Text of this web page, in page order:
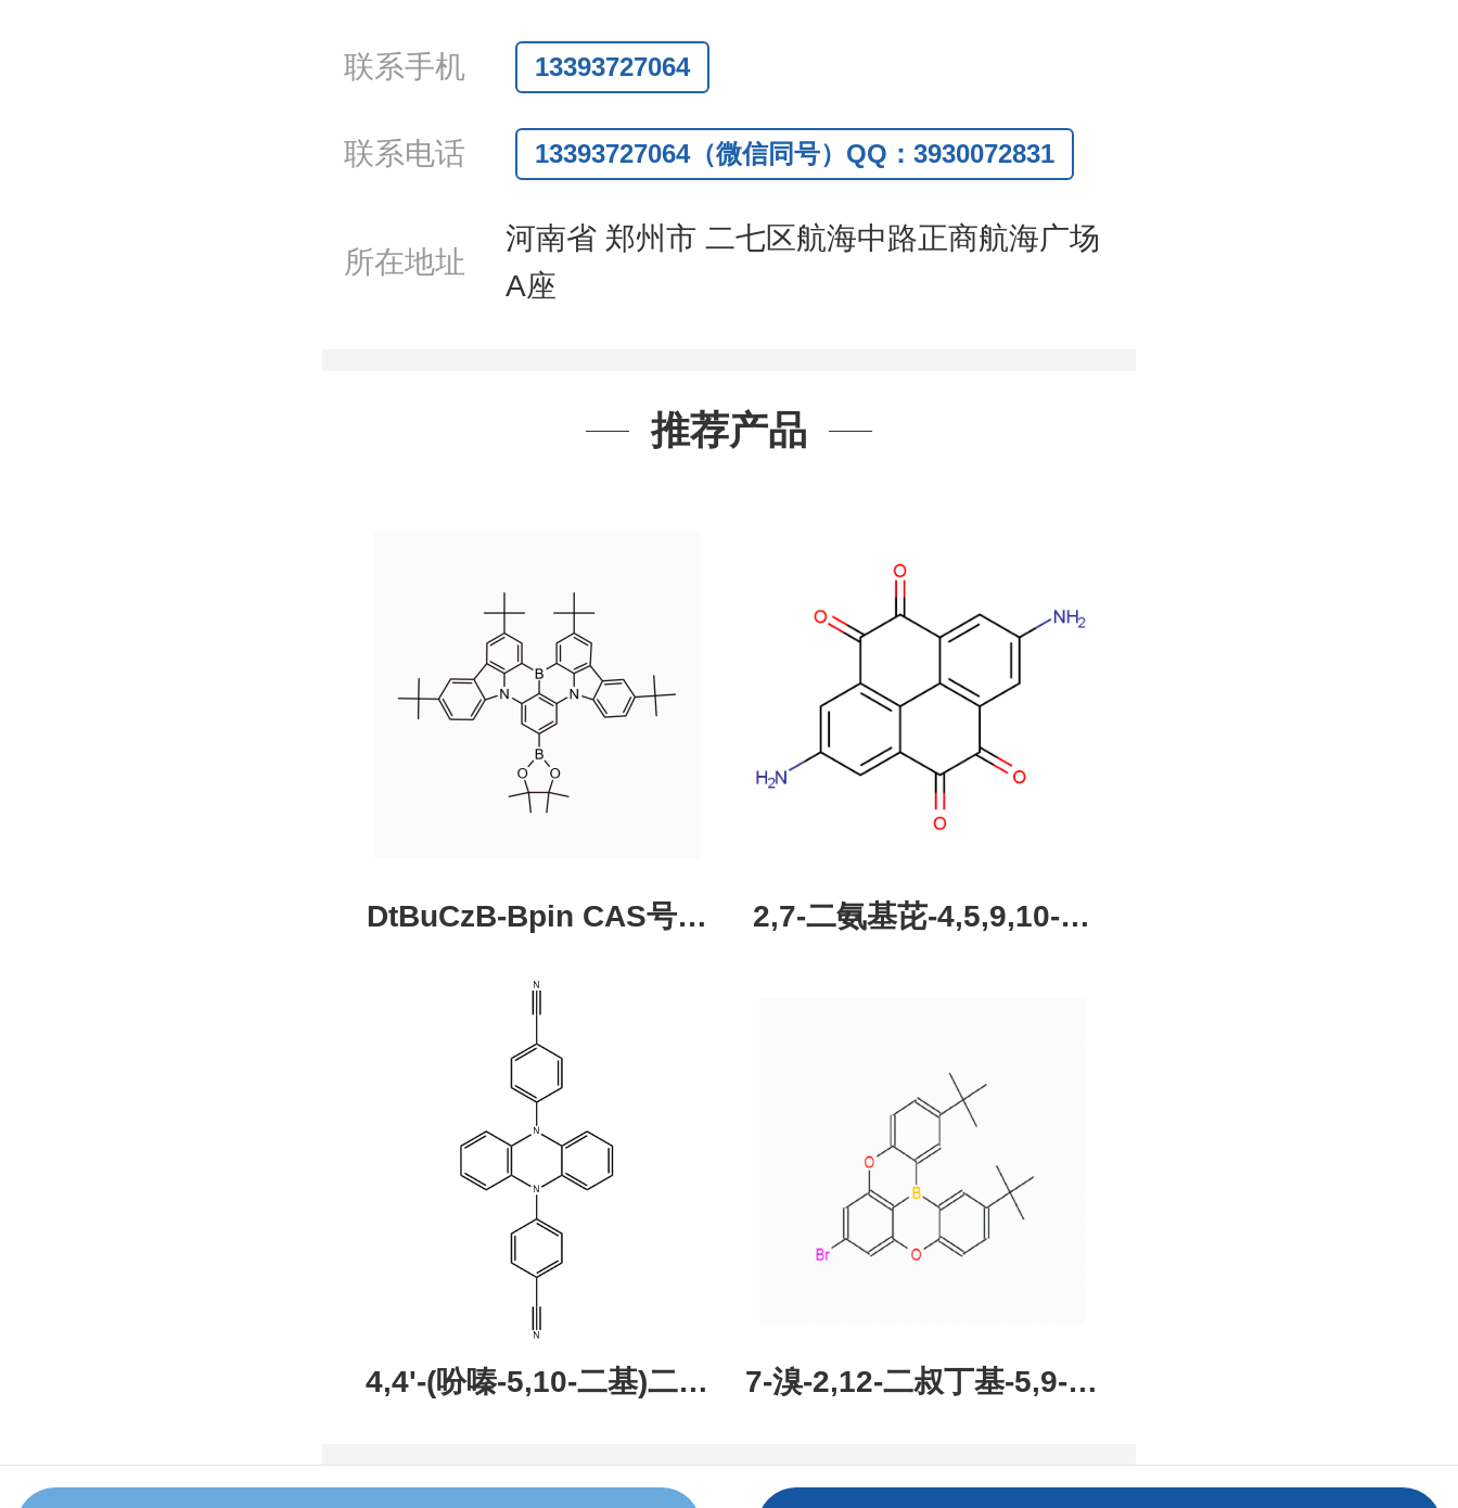
QQ:3930072831
联系人: 沈晓东(欢迎致电,或QQ、微信联系)
联系手机 13393727064
联系电话 13393727064（微信同号）QQ：3930072831
所在地址
河南省 郑州市 二七区航海中路正商航海广场
A座
推荐产品
DtBuCzB-Bpin CAS号：
2643331-97-7
2,7-二氨基芘-4,5,9,10-四
现货促销，可分装，高校
研究所 先发后付
4,4'-(吩嗪-5,10-二基)二苯
甲腈，CAS:1638702-80-
7-溴-2,12-二叔丁基-5,9-二
氧杂-13B-硼萘[3,2,1-DE]